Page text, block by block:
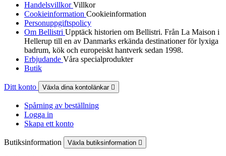
HandelsvillkorVillkor
Cookieinformation Cookieinformation
Personuppgiftspolicy
Om Bellistri Upptäck historien om Bellistri. Från La Maison i
Hellerup till en av Danmarks erkända destinationer för lyxiga
badrum, kök och europeiskt hantverk sedan 1998.
Erbjudande Våra specialprodukter
Butik
Ditt konto Växla dina kontolänkar 
Spårning av beställning
Logga in
Skapa ett konto
Butiksinformation Växla butiksinformation 